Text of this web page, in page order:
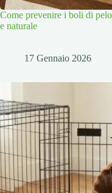
Come prevenire i boli di
e naturale
17 Gennaio 2026